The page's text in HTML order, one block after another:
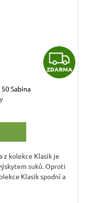
Z
D
ZDARMA
Sabina
z kolekce Klasik je
suků. Oproti
Klasik spodní a